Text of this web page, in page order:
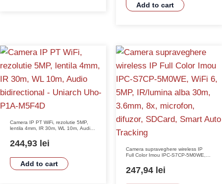
Add to cart
Camera IP PT WiFi, rezolutie 5MP,
lentila 4mm, IR 30m, WL 10m, Audio
M5F4D
244,93 lei
Add to cart
Camera supraveghere wireless IP
Full Color Imou IPC-S7CP-5M0WE,
3.6mm, 8x, microfon, difuzor,
SDCard, Smart Auto Tracking
247,94 lei